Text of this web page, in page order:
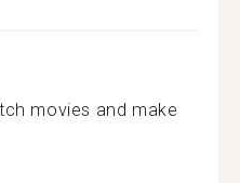
movies and make